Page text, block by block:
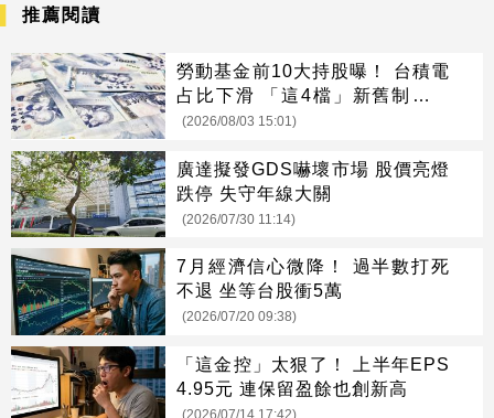
推薦閱讀
勞動基金前10大持股曝！ 台積電
占比下滑 「這4檔」新舊制全上
榜
(2026/08/03 15:01)
廣達擬發GDS嚇壞市場 股價亮燈
跌停 失守年線大關
(2026/07/30 11:14)
7月經濟信心微降！ 過半數打死
不退 坐等台股衝5萬
(2026/07/20 09:38)
「這金控」太狠了！ 上半年EPS
4.95元 連保留盈餘也創新高
(2026/07/14 17:42)